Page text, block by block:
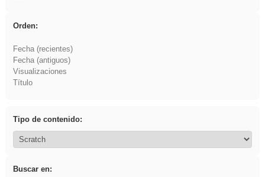
Orden:
Fecha (recientes)
Fecha (antiguos)
Visualizaciones
Título
Tipo de contenido:
Buscar en: